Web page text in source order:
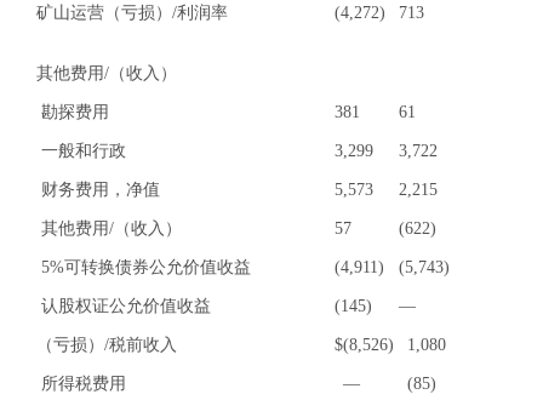
矿山运营（亏损）/利润率 (4,272) 713
其他费用/（收入）
勘探费用 381 61
一般和行政 3,299 3,722
财务费用，净值 5,573 2,215
其他费用/（收入） 57 (622)
5%可转换债券公允价值收益 (4,911) (5,743)
认股权证公允价值收益 (145) —
（亏损）/税前收入 $(8,526) 1,080
所得税费用 — (85)